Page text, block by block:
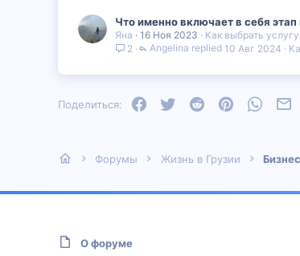
Что именно включает в себя
Яна 16 Ноя 2023
Как выбрать
2
10 Авг 2024
Angelina
Поделиться: Facebook
Twitter Reddit Pinterest
Форумы Жизнь в Грузии
О форуме